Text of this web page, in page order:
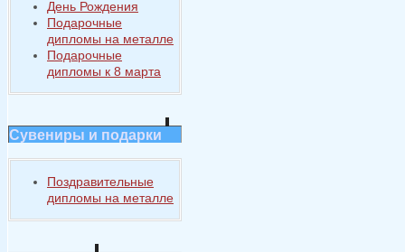
День Рождения
Подарочные
дипломы на металле
Подарочные
дипломы к 8 марта
Сувениры и подарки
Поздравительные
дипломы на металле